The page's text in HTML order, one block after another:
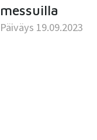
messuilla
Päiväys 19.09.2023